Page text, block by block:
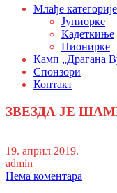
Млађе категорије
Јуниорке
Кадеткиње
Пионирке
Камп „Драгана
Спонзори
Контакт
ЗВЕЗДА ЈЕ
19. април 2019.
admin
Нема коментара